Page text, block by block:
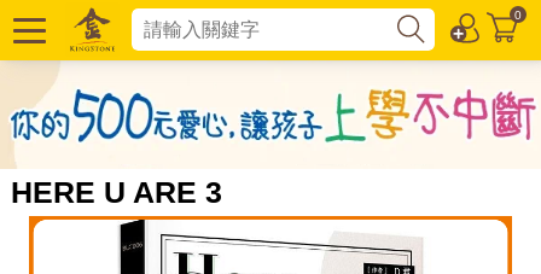
0
HERE U ARE 3